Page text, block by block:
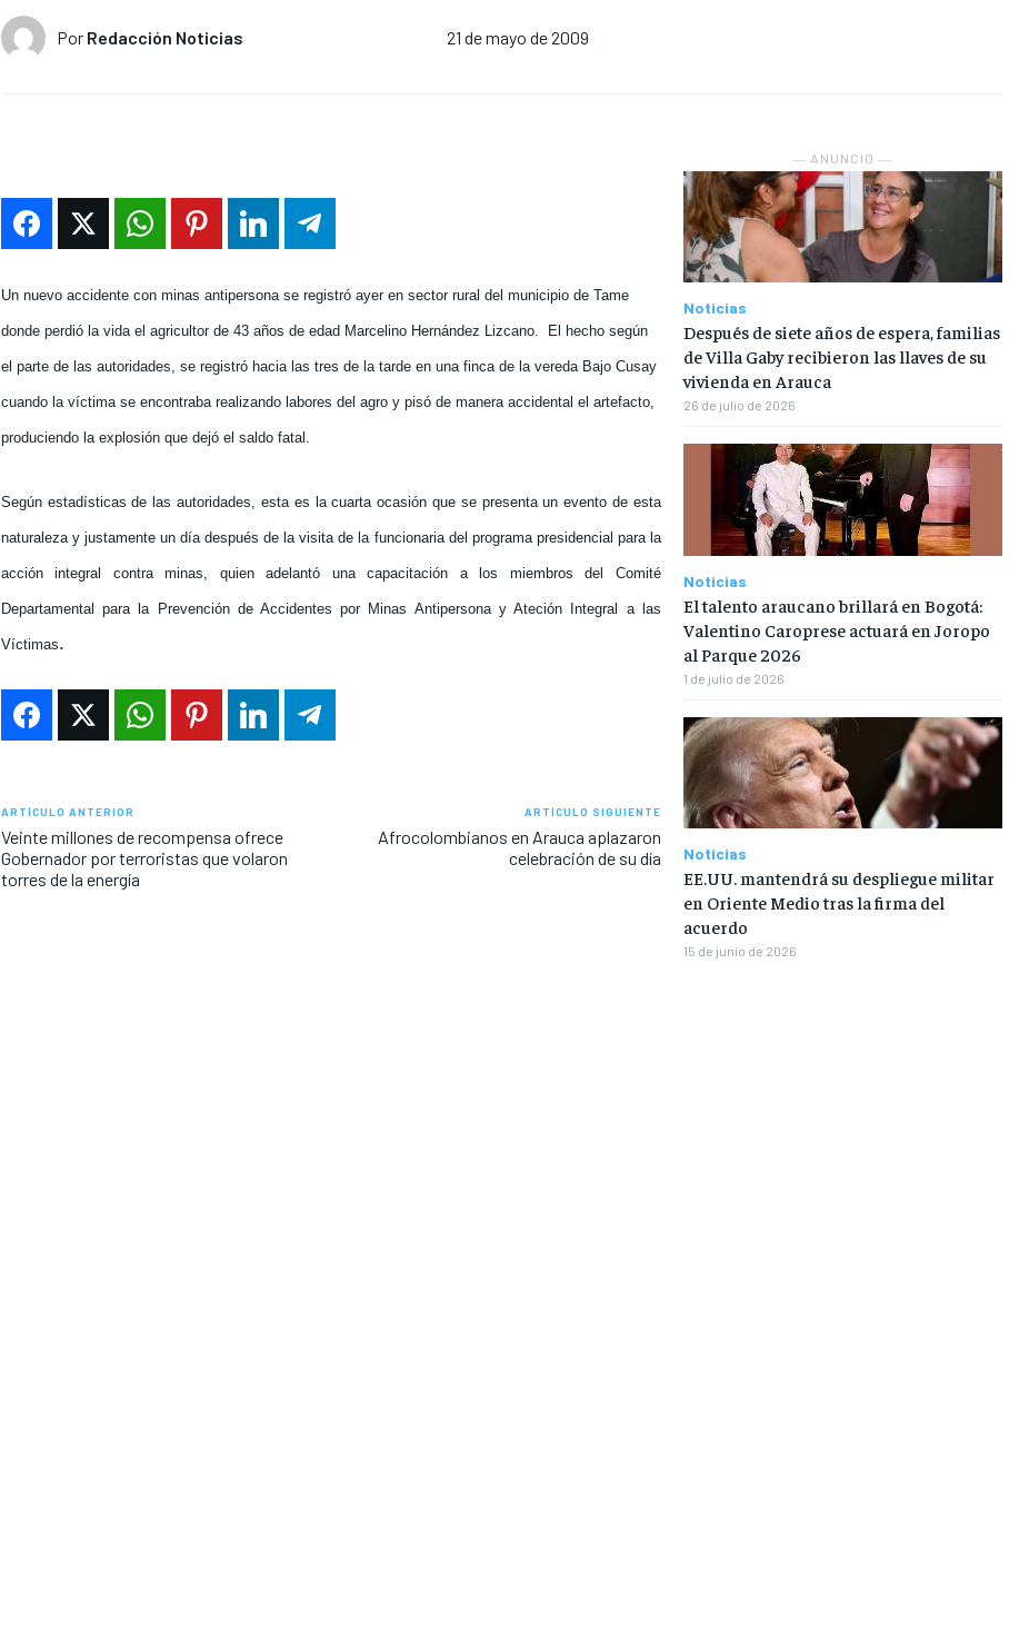
PUATE CON NOSOTROS
PUATE CON NOSOTROS
PUATE CON NOSOTROS
PUATE CON NOSOTROS
Por Redacción Noticias 21 de mayo de 2009
Un nuevo accidente con minas antipersona se registró ayer en sector rural del municipio de Tame
donde perdió la vida el agricultor de 43 años de edad Marcelino Hernández Lizcano. El hecho según
el parte de las autoridades, se registró hacia las tres de la tarde en una finca de la vereda Bajo Cusay
cuando la víctima se encontraba realizando labores del agro y pisó de manera accidental el artefacto,
produciendo la explosión que dejó el saldo fatal.
Según estadísticas de las autoridades, esta es la cuarta ocasión que se presenta un evento de esta
naturaleza y justamente un día después de la visita de la funcionaria del programa presidencial para la
acción integral contra minas, quien adelantó una capacitación a los miembros del Comité
Departamental para la Prevención de Accidentes por Minas Antipersona y Ateción Integral a las
Víctimas.
ARTÍCULO ANTERIOR
Veinte millones de recompensa ofrece
Gobernador por terroristas que volaron
torres de la energía
ARTÍCULO SIGUIENTE
Afrocolombianos en Arauca aplazaron
celebración de su día
― ANUNCIO ―
Noticias
Después de siete años de espera, familias
de Villa Gaby recibieron las llaves de su
vivienda en Arauca
26 de julio de 2026
Noticias
El talento araucano brillará en Bogotá:
Valentino Caroprese actuará en Joropo
al Parque 2026
1 de julio de 2026
Noticias
EE.UU. mantendrá su despliegue militar
en Oriente Medio tras la firma del
acuerdo
15 de junio de 2026